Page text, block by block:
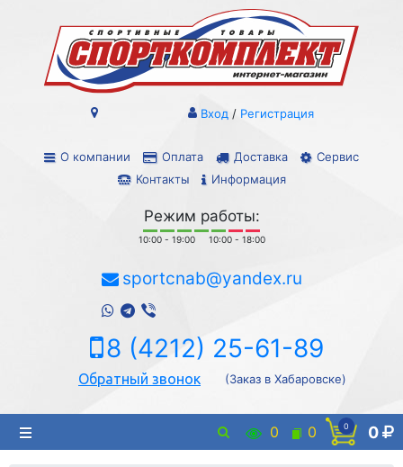
О компании Оплата Доставка
Сервис
Контакты
Информация
Вход / Регистрация
Режим работы:
10:00 - 19:00 10:00 - 18:00
sportcnab@yandex.ru
8 (4212) 25-61-89
Обратный звонок (Заказ в Хабаровске)
0 0 0 0